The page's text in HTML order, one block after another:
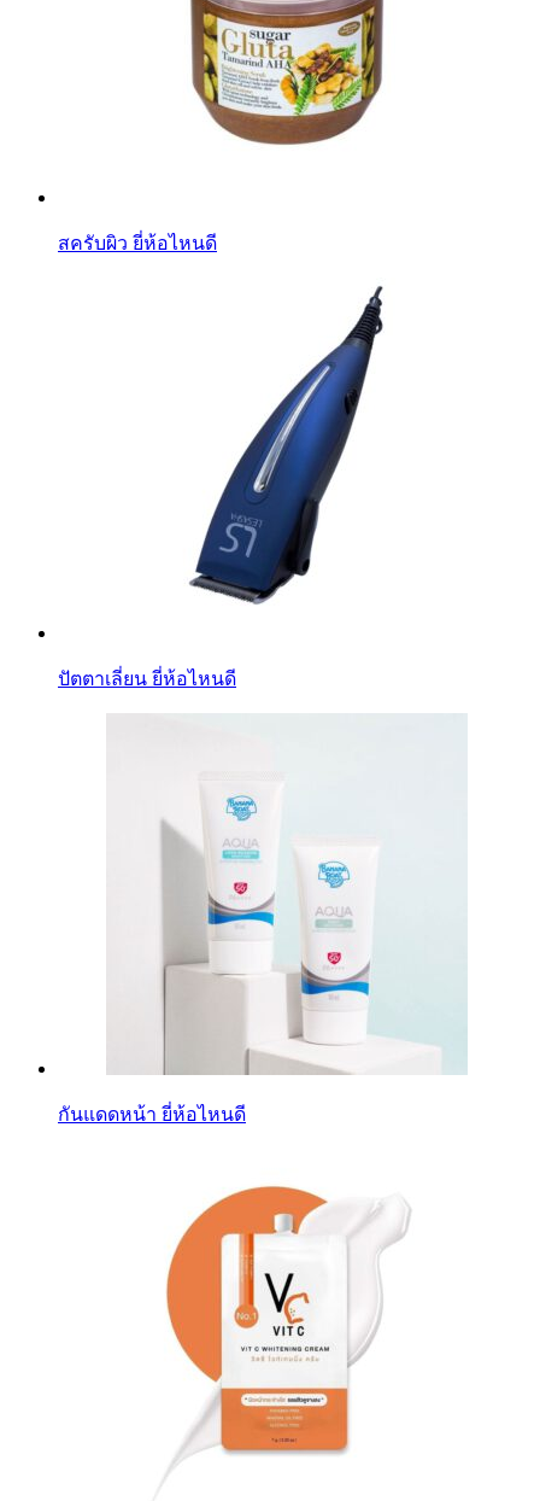
สครับผิว ยี่ห้อไหนดี
ปัตตาเลี่ยน ยี่ห้อไหนดี
กันแดดหน้า ยี่ห้อไหนดี